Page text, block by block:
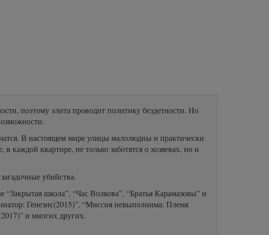
поэтому элита проводит политику бездетности. Но
В настоящем мире улицы малолюдны и практически
каждой квартире, не только заботятся о хозяевах, но и
убийства.
школа”, “Час Волкова”, “Братья Карамазовы” и
Генезис(2015)”, “Миссия невыполнима: Племя
и многих других.